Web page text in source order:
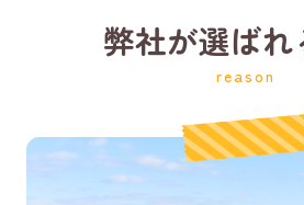
弊社が選ばれ
reason